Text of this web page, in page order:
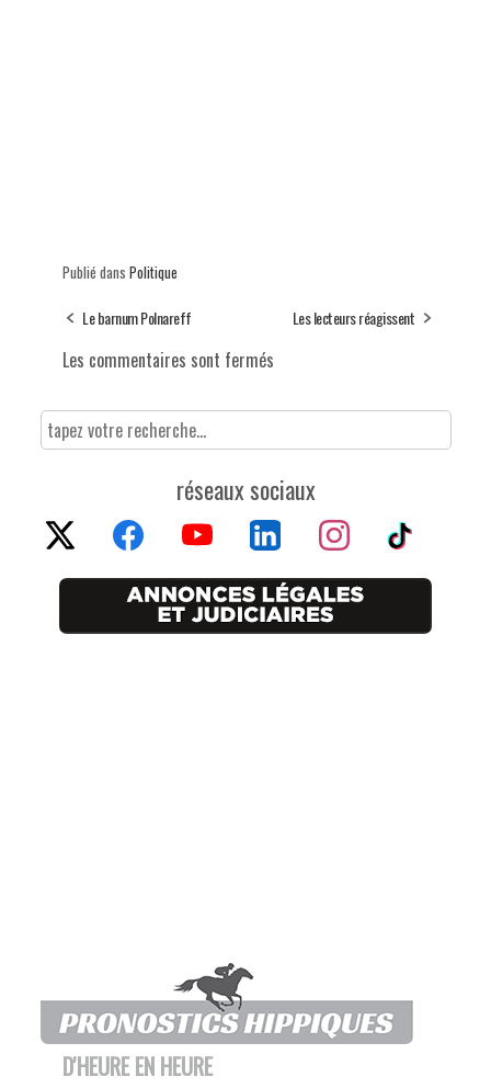
Publié dans Politique
Le barnum Polnareff Les lecteurs réagissent
Les commentaires sont fermés
réseaux sociaux
D'HEURE EN HEURE